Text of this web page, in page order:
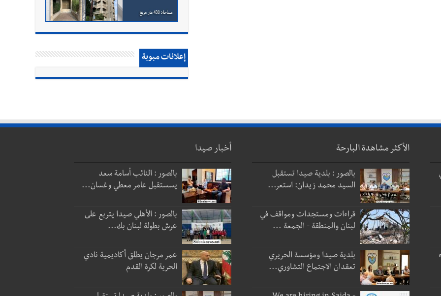
إعلانات مبوبة
الأكثر مشاهدة البارحة
بالصور : بلدية صيدا تستقبل
السيد محمد زيدان: استعر...
قراءات ومستجدات ومواقف في
لبنان والمنطقة - الجمعة ...
بلدية صيدا ومؤسسة الحريري
تعقدان الاجتماع التشاوري...
أخبار صيدا
بالصور : النائب أسامة سعد
يسستقبل عامر معطي وغسان...
بالصور : الأهلي صيدا يتربع على
عرش بطولة لبنان بك...
عمر مرجان يطلق أكاديمية نادي
الحرية لكرة القدم